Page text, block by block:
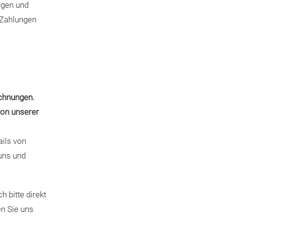
und
unserer
von
und
bitte direkt
Sie uns